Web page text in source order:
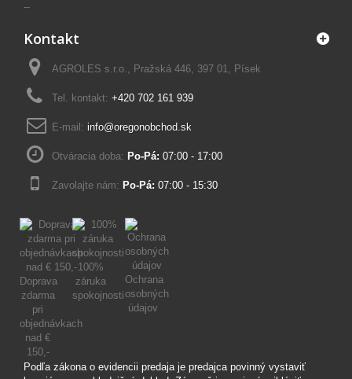
--
Podľa zákona o evidencii predaja je predajca povinný vystaviť
Kontakt
AGROLES s.r.o., Pražská 446, 397 01, Písek
Tel. kontakt: +420 702 161 939
E-mail: info@oregonobchod.sk
Otváracia doba: Po-Pá: 07:00 - 17:00
Zavolajte nám: Po-Pá: 07:00 - 15:30
Doprava
zdarma
pri
objednávkach
nad €
150,-
100%
záruka
spokojnosti
Ochrana
osobných
údajov